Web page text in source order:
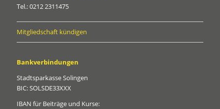
Tel.: 0212 2311475
Mitgliedschaft kündigen
Bankverbindungen
Stadtsparkasse Solingen
BIC: SOLSDE33XXX
IBAN für Beiträge und Kurse: